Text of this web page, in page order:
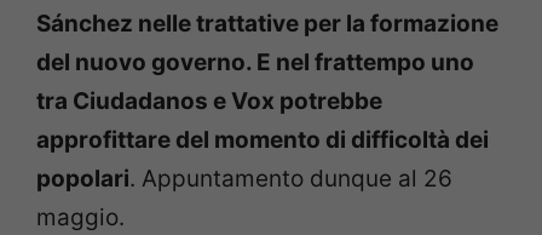
Sánchez nelle trattative per la formazione
del nuovo governo. E nel frattempo uno
tra Ciudadanos e Vox potrebbe
approfittare del momento di difficoltà dei
popolari. Appuntamento dunque al 26
maggio.